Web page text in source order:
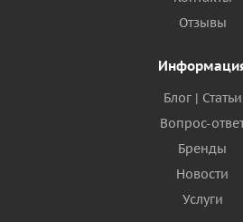
Отзывы
Блог | Статьи
Вопрос-
Бренды
Новости
Услуги